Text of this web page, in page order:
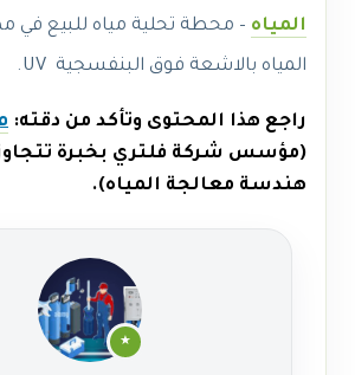
المياه – محطة تحلية مياه للبيع في
المياه بالاشعة فوق البنفسجية UV.
راجع هذا المحتوى وتأكد من دقته:
هندسة معالجة المياه).
★